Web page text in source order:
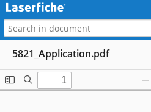
5821_Application.pdf